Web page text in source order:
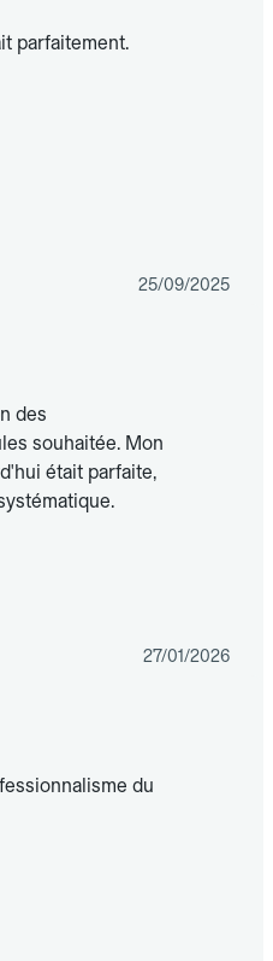
parfaitement.
25/09/2025
des
souhaitée. Mon
était parfaite,
27/01/2026
du